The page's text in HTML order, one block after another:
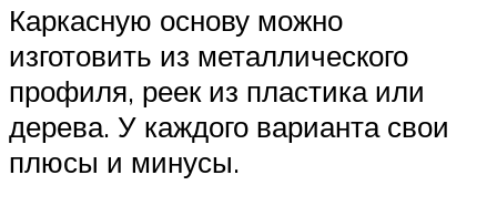
Каркасную основу можно
изготовить из металлического
профиля, реек из пластика или
дерева. У каждого варианта свои
плюсы и минусы.